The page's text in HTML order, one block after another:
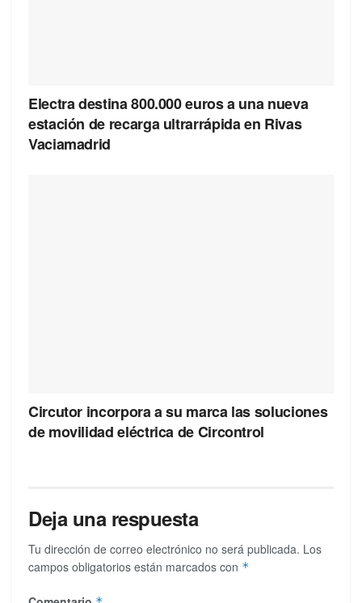
Electra destina 800.000 euros a una nueva
estación de recarga ultrarrápida en Rivas
Vaciamadrid
Circutor incorpora a su marca las soluciones
de movilidad eléctrica de Circontrol
Deja una respuesta
Tu dirección de correo electrónico no será publicada. Los
campos obligatorios están marcados con *